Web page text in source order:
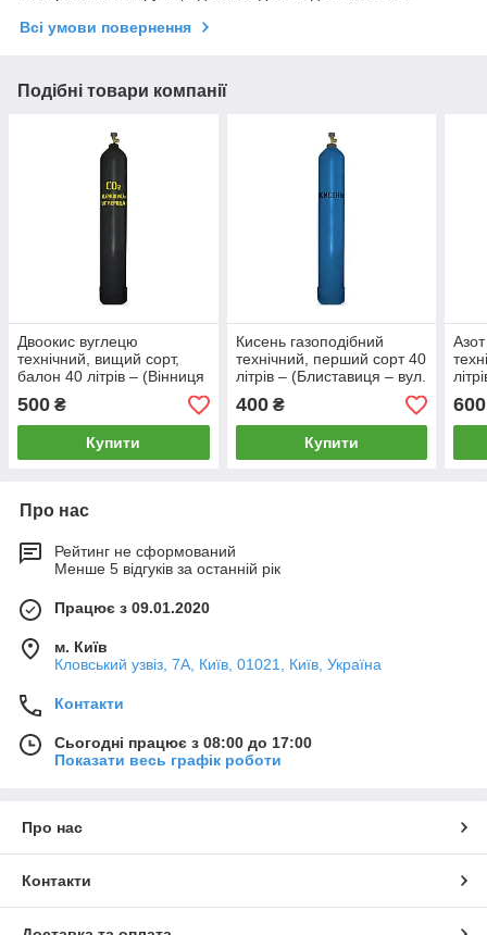
Всі умови повернення
Подібні товари компанії
Двоокис вуглецю
технічний, вищий сорт,
балон 40 літрів – (Вінниця
– вул. Шимка (Маркса),
11)
500 ₴
Купити
Кисень газоподібний
технічний, перший сорт 40
літрів – (Блиставиця – вул.
Нова, 1-а)
400₴
Купити
600
Про нас
Рейтинг не сформований
Менше 5 відгуків за останній рік
Працює з 09.01.2020
м. Київ
Кловський узвіз, 7А, Київ, 01021, Київ, Україна
Контакти
Сьогодні працює з 08:00 до 17:00
Показати весь графік роботи
Про нас
Контакти